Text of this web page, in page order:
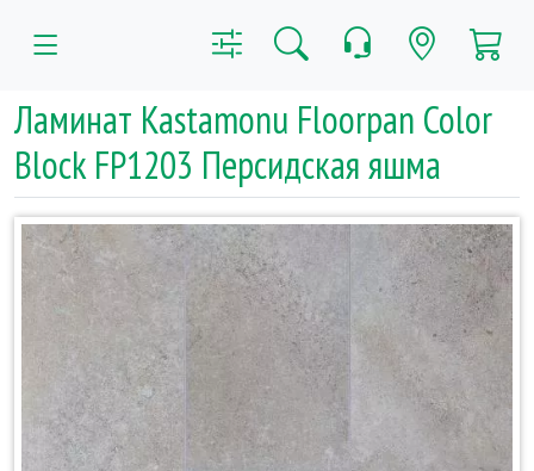
Ламинат Kastamonu Floorpan Color
Block FP1203 Персидская яшма